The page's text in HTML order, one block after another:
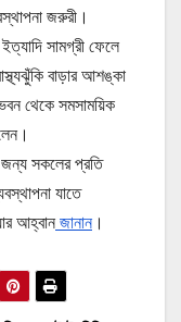
জরুরী।
সামগ্রী ফেলে
বাড়ার আশঙ্কা
থেকে সমসাময়িক
জন্য সকলের প্রতি
যাতে
আহ্বান জানান।